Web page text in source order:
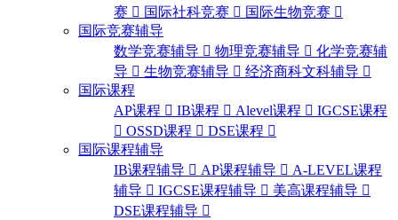
赛
国际社科竞赛
国际生物竞赛
国际竞赛辅导
数学竞赛辅导
物理竞赛辅导
化学竞赛辅
导
生物竞赛辅导
经济商科文科辅导
国际课程
AP课程
IB课程 Alevel课程
IGCSE课程
OSSD课程
DSE课程
国际课程辅导
IB课程辅导
AP课程辅导
A-LEVEL课程
辅导
IGCSE课程辅导
美高课程辅导
DSE课程辅导